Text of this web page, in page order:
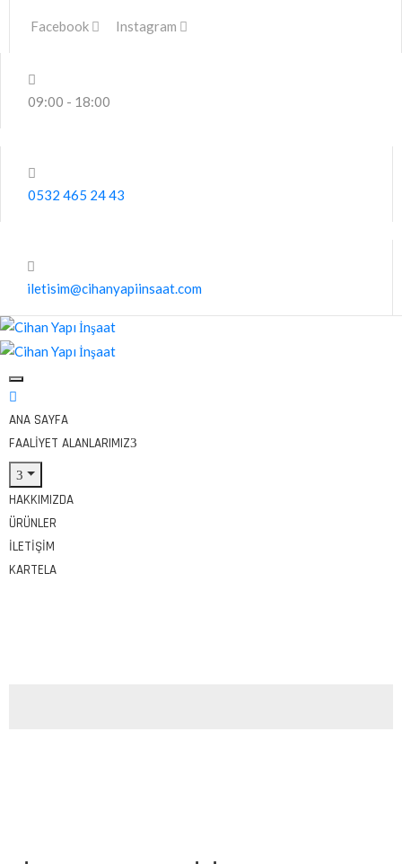
Facebook Instagram
09:00 - 18:00
0532 465 24 43
iletisim@cihanyapiinsaat.com
ANA SAYFA
FAALIYET ALANLARIMIZ
HAKKIMIZDA
ÜRÜNLER
İLETIŞIM
KARTELA